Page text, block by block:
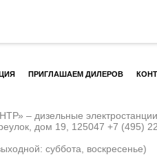
ПРИГЛАШАЕМ ДИЛЕРОВ
– дизельные электростанции
дом 19, 125047 +7 (495)
суббота, воскресенье)